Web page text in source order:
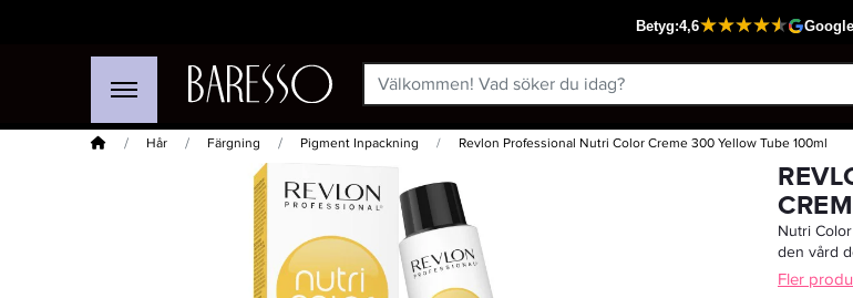
Hem Hår Färgning Pigment Inpackning Revlon Professional Nutri Color Creme 300 Yellow Tube 100ml
Passar din
Nutri
den vård
Fler